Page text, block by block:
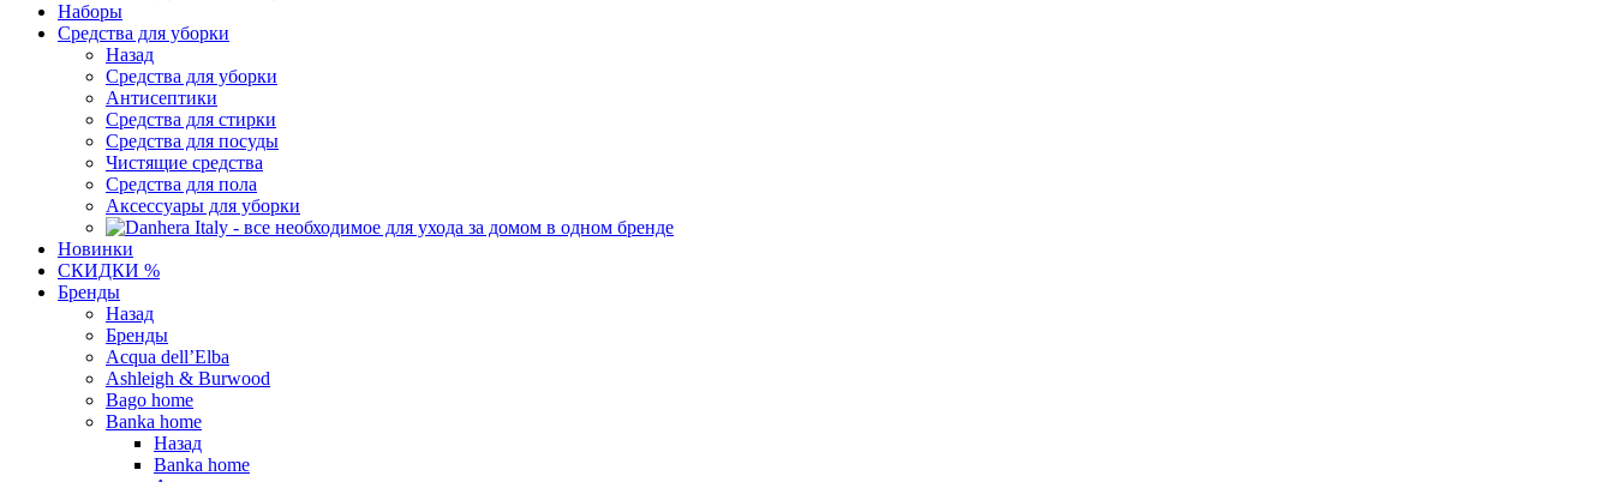
Наборы
Средства для уборки
Назад
Средства для уборки
Антисептики
Средства для стирки
Средства для посуды
Чистящие средства
Средства для пола
Аксессуары для уборки
Новинки
СКИДКИ %
Бренды
Назад
Бренды
Acqua dell’Elba
Ashleigh & Burwood
Bago home
Banka home
Назад
Banka home